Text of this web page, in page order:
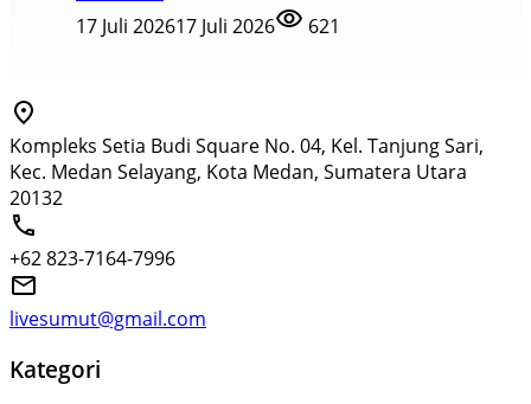
17 Juli 202617 Juli 2026 621
Kompleks Setia Budi Square No. 04, Kel. Tanjung Sari,
Kec. Medan Selayang, Kota Medan, Sumatera Utara
20132
+62 823-7164-7996
livesumut@gmail.com
Kategori